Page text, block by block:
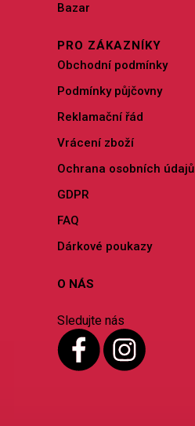
Bazar
PRO ZÁKAZNÍKY
Obchodní podmínky
Podmínky půjčovny
Reklamační řád
Vrácení zboží
Ochrana osobních údajů
GDPR
FAQ
Dárkové poukazy
O NÁS
Sledujte nás